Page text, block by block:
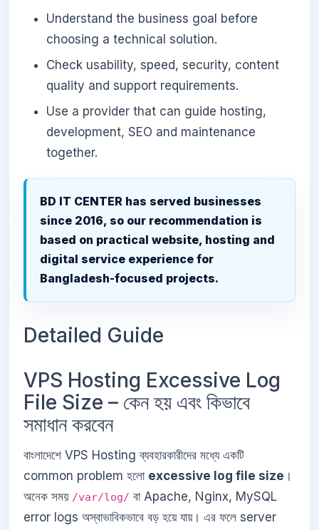
Understand the business goal before
choosing a technical solution.
Check usability, speed, security, content
quality and support requirements.
Use a provider that can guide hosting,
development, SEO and maintenance
together.
BD IT CENTER has served businesses
since 2016, so our recommendation is
based on practical website, hosting and
digital service experience for
Bangladesh-focused projects.
Detailed Guide
VPS Hosting Excessive Log
File Size – কেন হয় এবং কিভাবে
সমাধান করবেন
বাংলাদেশে VPS Hosting ব্যবহারকারীদের মধ্যে একটি
common problem হলো excessive log file size ।
অনেক সময় /var/log/ বা Apache, Nginx, MySQL
error logs অস্বাভাবিকভাবে বড় হয়ে যায়। এর ফলে server